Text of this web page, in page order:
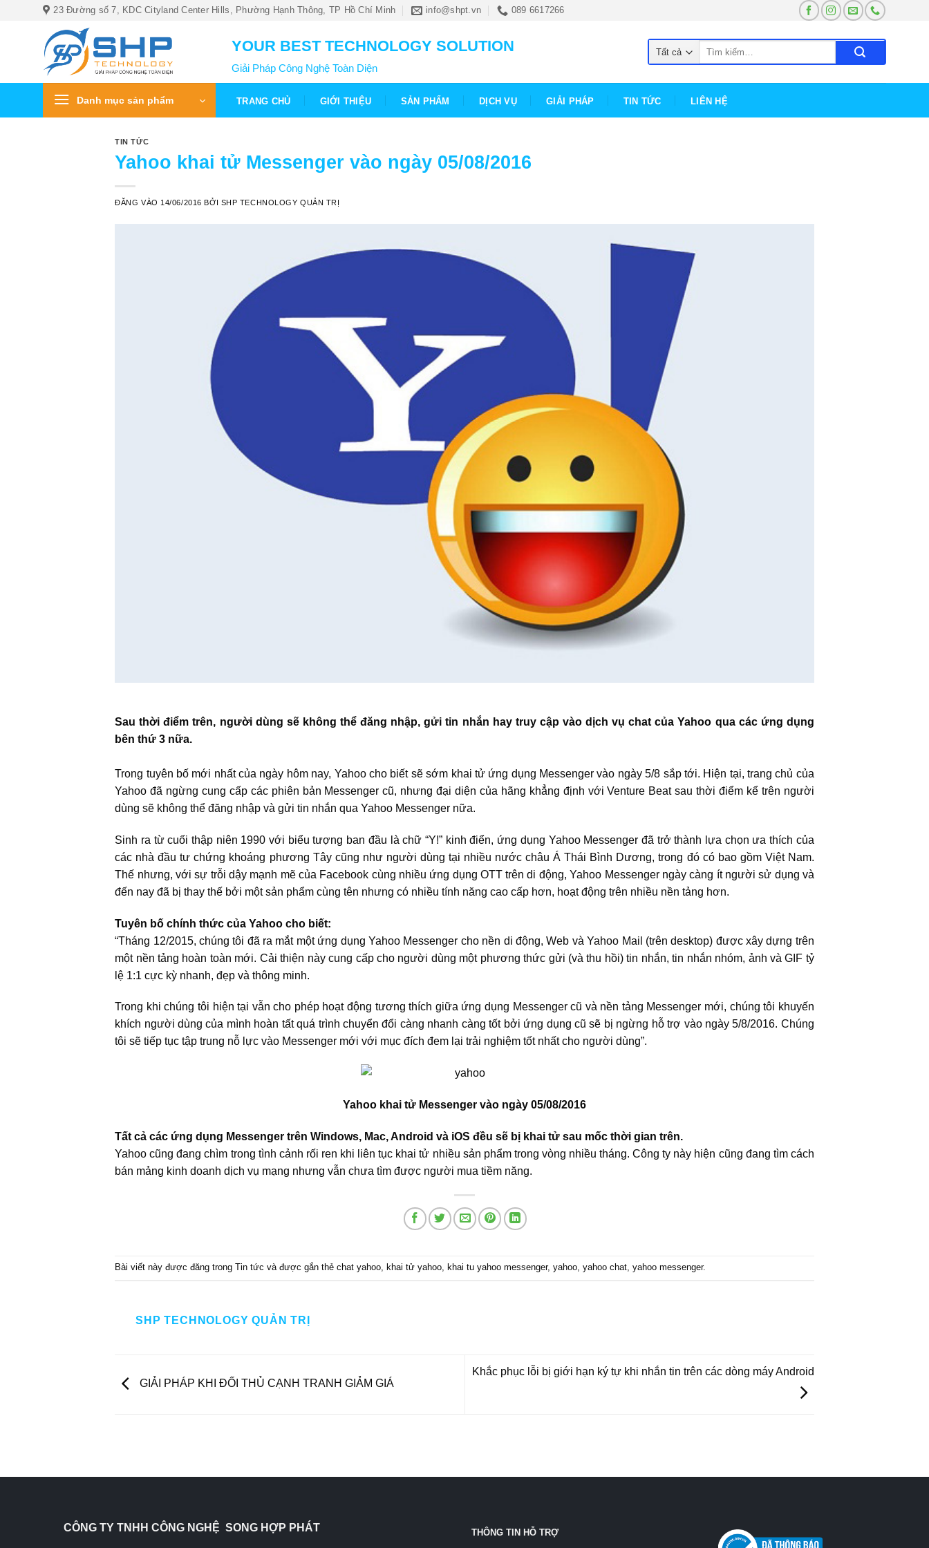
23 Đường số 7, KDC Cityland Center Hills, Phường Hạnh Thông, TP Hồ Chí Minh info@shpt.vn 089 6617266
YOUR BEST TECHNOLOGY SOLUTION
Giải Pháp Công Nghệ Toàn Diện
Danh mục sản phẩm TRANG CHỦ GIỚI THIỆU SẢN PHẨM DỊCH VỤ GIẢI PHÁP TIN TỨC LIÊN HỆ
TIN TỨC
Yahoo khai tử Messenger vào ngày 05/08/2016
ĐĂNG VÀO 14/06/2016 BỞI SHP TECHNOLOGY QUẢN TRỊ
Sau thời điểm trên, người dùng sẽ không thể đăng nhập, gửi tin nhắn hay truy cập vào dịch vụ chat của Yahoo qua các ứng dụng
bên thứ 3 nữa.
Trong tuyên bố mới nhất của ngày hôm nay, Yahoo cho biết sẽ sớm khai tử ứng dụng Messenger vào ngày 5/8 sắp tới. Hiện tại, trang chủ của
Yahoo đã ngừng cung cấp các phiên bản Messenger cũ, nhưng đại diện của hãng khẳng định với Venture Beat sau thời điểm kể trên người
dùng sẽ không thể đăng nhập và gửi tin nhắn qua Yahoo Messenger nữa.
Sinh ra từ cuối thập niên 1990 với biểu tượng ban đầu là chữ “Y!” kinh điển, ứng dụng Yahoo Messenger đã trở thành lựa chọn ưa thích của
các nhà đầu tư chứng khoáng phương Tây cũng như người dùng tại nhiều nước châu Á Thái Bình Dương, trong đó có bao gồm Việt Nam.
Thế nhưng, với sự trỗi dậy mạnh mẽ của Facebook cùng nhiều ứng dụng OTT trên di động,Yahoo Messengerngày càng ít người sử dụng và
đến nay đã bị thay thế bởi một sản phẩm cùng tên nhưng có nhiều tính năng cao cấp hơn, hoạt động trên nhiều nền tảng hơn.
Tuyên bố chính thức của Yahoo cho biết:
“Tháng 12/2015, chúng tôi đã ra mắt một ứng dụngYahoo Messenger cho nền di động, Web và Yahoo Mail (trên desktop) được xây dựng trên
một nền tảng hoàn toàn mới. Cải thiện này cung cấp cho người dùng một phương thức gửi (và thu hồi) tin nhắn, tin nhắn nhóm, ảnh và GIF tỷ
lệ 1:1 cực kỳ nhanh, đẹp và thông minh.
Trong khi chúng tôi hiện tại vẫn cho phép hoạt động tương thích giữa ứng dụng Messenger cũ và nền tảng Messenger mới, chúng tôi khuyến
khích người dùng của mình hoàn tất quá trình chuyển đổi càng nhanh càng tốt bởi ứng dụng cũ sẽ bị ngừng hỗ trợ vào ngày 5/8/2016. Chúng
tôi sẽ tiếp tục tập trung nỗ lực vào Messenger mới với mục đích đem lại trải nghiệm tốt nhất cho người dùng”.
Yahoo khai tử Messenger vào ngày 05/08/2016
Tất cả các ứng dụng Messenger trên Windows, Mac, Android và iOS đều sẽ bị khai tử sau mốc thời gian trên.
Yahoo cũng đang chìm trong tình cảnh rối ren khi liên tục khai tử nhiều sản phẩm trong vòng nhiều tháng. Công ty này hiện cũng đang tìm cách
bán mảng kinh doanh dịch vụ mạng nhưng vẫn chưa tìm được người mua tiềm năng.
Bài viết này được đăng trongTin tức và được gắn thẻchat yahoo, khai tử yahoo, khai tu yahoo messenger,yahoo,yahoo chat,yahoo messenger.
SHP TECHNOLOGY QUẢN TRỊ
GIẢI PHÁP KHI ĐỐI THỦ CẠNH TRANH GIẢM GIÁ
Khắc phục lỗi bị giới hạn ký tự khi nhắn tin trên các dòng máy Android
CÔNG TY TNHH CÔNG NGHỆ SONG HỢP PHÁT THÔNG TIN HỖ TRỢ